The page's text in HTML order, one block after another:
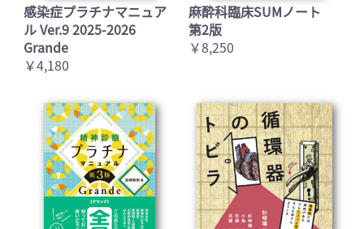
感染症プラチナマニュア
ル Ver.9 2025-2026
Grande
￥4,180
麻酔科臨床SUMノート
第2版
￥8,250